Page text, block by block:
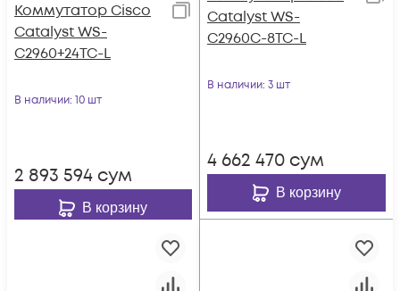
Коммутатор Cisco
Catalyst WS-
C2960+24TC-L
В наличии: 10 шт
2 893 594 сум
В корзину
Catalyst WS-
C2960C-8TC-L
В наличии: 3 шт
4 662 470 сум
В корзину